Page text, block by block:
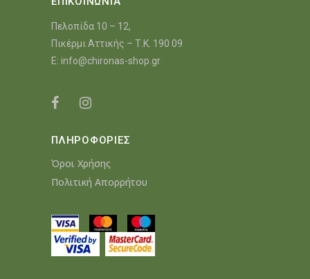
Πελοπίδα 10 – 12,
Πικέρμι Αττικής – Τ.Κ. 190 09
E: info@chironas-shop.gr
ΠΛΗΡΟΦΟΡΙΕΣ
Όροι Χρήσης
Πολιτική Απορρήτου